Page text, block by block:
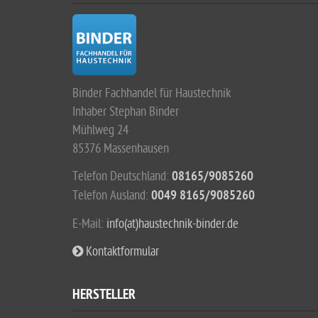
Binder Fachhandel für Haustechnik
Inhaber Stephan Binder
Mühlweg 24
85376 Massenhausen
Telefon Deutschland: 08165/9085260
Telefon Ausland: 0049 8165/9085260
E-Mail: info(at)haustechnik-binder.de
Kontaktformular
HERSTELLER